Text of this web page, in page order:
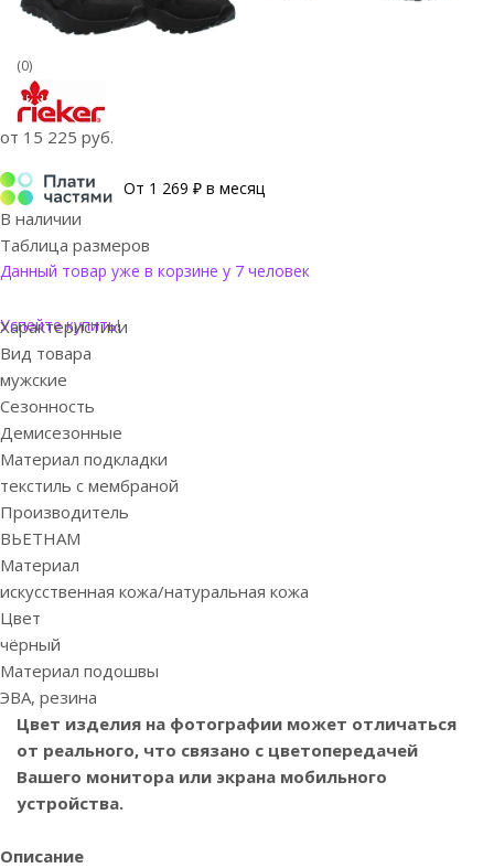
(0)
от 15 225 руб.
От 1 269 ₽ в месяц
В наличии
Таблица размеров
Данный товар уже в корзине у 7 человек
Успейте купить!
Характеристики
Вид товара
мужские
Сезонность
Демисезонные
Материал подкладки
текстиль с мембраной
Производитель
ВЬЕТНАМ
Материал
искусственная кожа/натуральная кожа
Цвет
чёрный
Материал подошвы
ЭВА, резина
Цвет изделия на фотографии может отличаться
от реального, что связано с цветопередачей
Вашего монитора или экрана мобильного
устройства.
Описание